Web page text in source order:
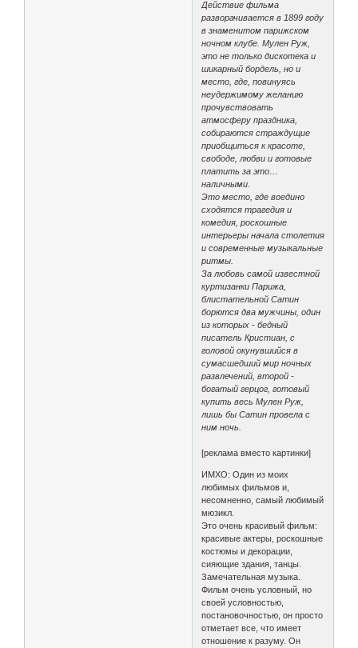
Действие фильма
разворачивается в 1899 году
в знаменитом парижском
ночном клубе. Мулен Руж,
это не только дискотека и
шикарный бордель, но и
место, где, повинуясь
неудержимому желанию
прочувствовать
атмосферу праздника,
собираются страждущие
приобщиться к красоте,
свободе, любви и готовые
платить за это…
наличными.
Это место, где воедино
сходятся трагедия и
комедия, роскошные
интерьеры начала столетия
и современные музыкальные
ритмы.
За любовь самой известной
куртизанки Парижа,
блистательной Сатин
борются два мужчины, один
из которых - бедный
писатель Кристиан, с
головой окунувшийся в
сумасшедший мир ночных
развлечений, второй -
богатый герцог, готовый
купить весь Мулен Руж,
лишь бы Сатин провела с
ним ночь.
[реклама вместо картинки]
ИМХО: Один из моих
любимых фильмов и,
несомненно, самый любимый
мюзикл.
Это очень красивый фильм:
красивые актеры, роскошные
костюмы и декорации,
сияющие здания, танцы.
Замечательная музыка.
Фильм очень условный, но
своей условностью,
постановочностью, он просто
отметает все, что имеет
отношение к разуму. Он